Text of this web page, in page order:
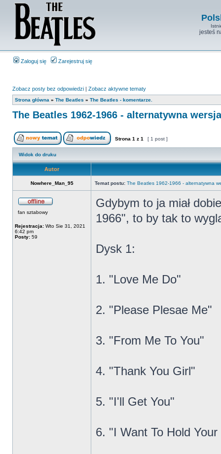
jesteś
Zaloguj się Zarejestruj się
Zobacz posty bez odpowiedzi | Zobacz aktywne tematy
Strona główna » The Beatles » The Beatles - komentarze.
The Beatles 1962-1966 - alternatywna wersja
Strona 1 z 1 [ 1 post ]
Widok do druku
Autor
Nowhere_Man_95 Temat postu: The Beatles 1962-1966 - alternatywna
fan sztabowy
Rejestracja: Wto Sie 31, 2021
6:42 pm
Posty: 59
Gdybym to ja miał
1966", to by tak to
Dysk 1:
1. "Love Me Do"
2. "Please Plesae Me"
3. "From Me To You"
4. "Thank You Girl"
5. "I'll Get You"
6. "I Want To Hold